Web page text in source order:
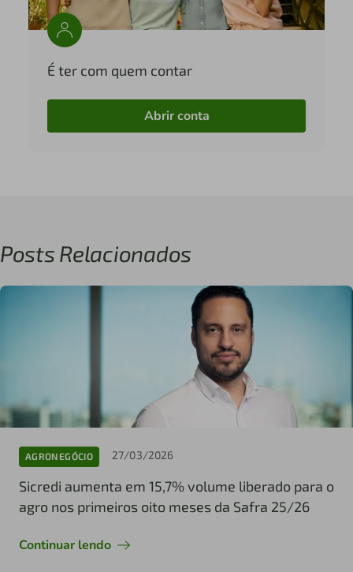
É ter com quem contar
Abrir conta
Posts Relacionados
AGRONEGÓCIO 27/03/2026
Sicredi aumenta em 15,7% volume liberado para o
agro nos primeiros oito meses da Safra 25/26
Continuar lendo